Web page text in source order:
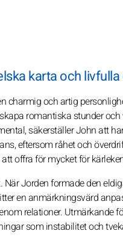
karta och livfulla
charmig och artig
romantiska stunder
säkerställer John att
eftersom råhet och
offra för mycket för
Jorden formade den
en anmärkningsvärd
relationer. Utmärkande
som instabilitet och